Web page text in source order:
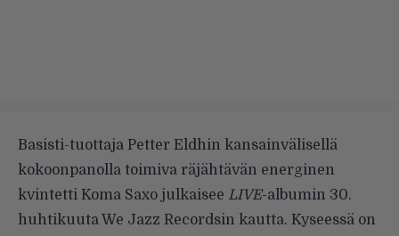
Basisti-tuottaja Petter Eldhin kansainvälisellä
kokoonpanolla toimiva räjähtävän energinen
kvintetti Koma Saxo julkaisee LIVE-albumin 30.
huhtikuuta We Jazz Recordsin kautta. Kyseessä on